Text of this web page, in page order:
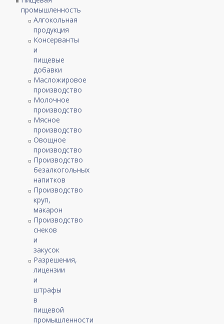
промышленность
Алгокольная
продукция
Консерванты
и
пищевые
добавки
Масложировое
производство
Молочное
производство
Мясное
производство
Овощное
производство
Производство
безалкогольных
напитков
Производство
круп,
макарон
Производство
снеков
и
закусок
Разрешения,
лицензии
и
штрафы
в
пищевой
промышленности